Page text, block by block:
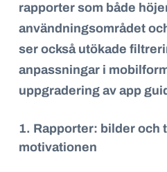
rapporter som både
användningsområdet
ser också utökade
anpassningar i
uppgradering av app
1. Rapporter: bilder och
motivationen